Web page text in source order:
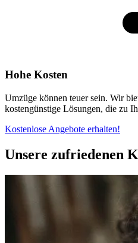
Hohe Kosten
Umzüge können teuer sein. Wir
kostengünstige Lösungen, die zu
Kostenlose Angebote erhalten!
Unsere zufriedenen